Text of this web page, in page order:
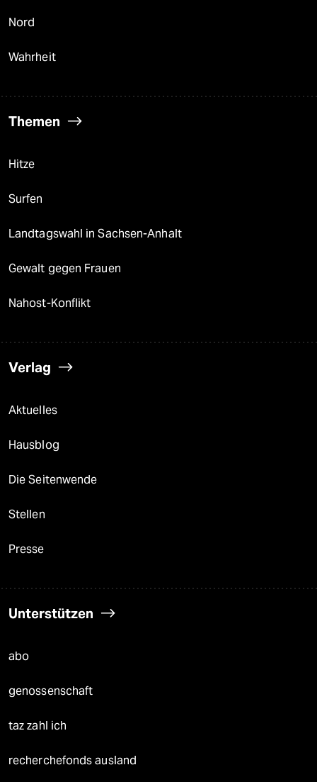
Nord
Wahrheit
Themen
Hitze
Surfen
Landtagswahl in Sachsen-Anhalt
Gewalt gegen Frauen
Nahost-Konflikt
Verlag
Aktuelles
Hausblog
Die Seitenwende
Stellen
Presse
Unterstützen
abo
genossenschaft
taz zahl ich
recherchefonds ausland